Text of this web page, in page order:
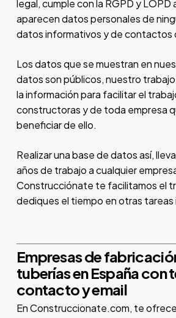
legal, cumple con la RGPD y LOPD
aparecen datos personales de
datos informativos y de contactos
Los datos que se muestran en
datos son públicos, nuestro
la información para facilitar el
constructoras y de toda empresa
beneficiar de ello.
Realizar una base de datos así,
años de trabajo a cualquier
Construcciónate te facilitamos el
dediques el tiempo en otras
Empresas de
tuberías en España con
contacto y email
En Construccionate.com, te